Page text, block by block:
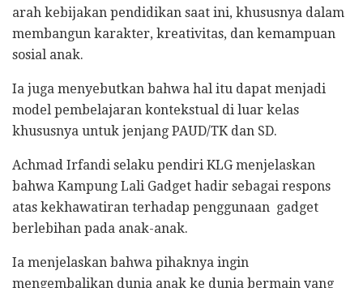
arah kebijakan pendidikan saat ini, khususnya dalam
membangun karakter, kreativitas, dan kemampuan
sosial anak.
Ia juga menyebutkan bahwa hal itu dapat menjadi
model pembelajaran kontekstual di luar kelas
khususnya untuk jenjang PAUD/TK dan SD.
Achmad Irfandi selaku pendiri KLG menjelaskan
bahwa Kampung Lali Gadget hadir sebagai respons
atas kekhawatiran terhadap penggunaan gadget
berlebihan pada anak-anak.
Ia menjelaskan bahwa pihaknya ingin
mengembalikan dunia anak ke dunia bermain yang